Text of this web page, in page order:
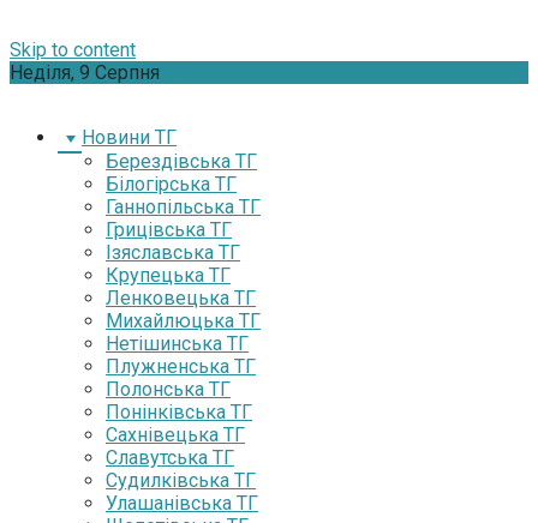
Skip to content
Неділя, 9 Серпня
Новини ТГ
Берездівська ТГ
Білогірська ТГ
Ганнопільська ТГ
Грицівська ТГ
Ізяславська ТГ
Крупецька ТГ
Ленковецька ТГ
Михайлюцька ТГ
Нетішинська ТГ
Плужненська ТГ
Полонська ТГ
Понінківська ТГ
Сахнівецька ТГ
Славутська ТГ
Судилківська ТГ
Улашанівська ТГ